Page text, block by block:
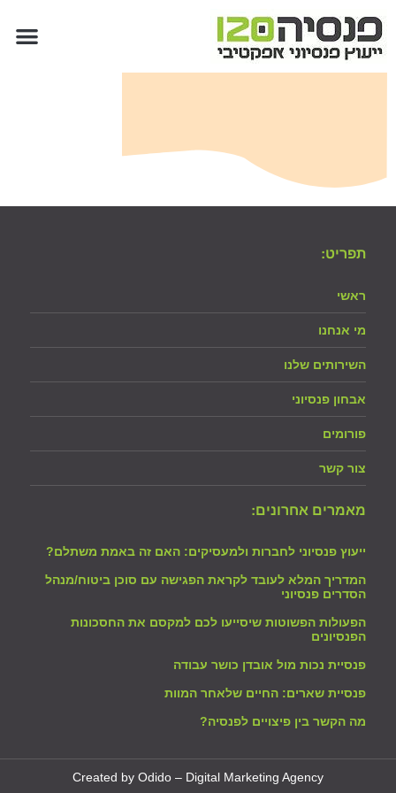
תפריט:
ראשי
מי אנחנו
השירותים שלנו
אבחון פנסיוני
פורומים
צור קשר
מאמרים אחרונים:
ייעוץ פנסיוני לחברות ולמעסיקים: האם זה באמת משתלם?
המדריך המלא לעובד לקראת הפגישה עם סוכן ביטוח/מנהל
הסדרים פנסיוני
הפעולות הפשוטות שיסייעו לכם למקסם את החסכונות
הפנסיונים
פנסיית נכות מול אובדן כושר עבודה
פנסיית שארים: החיים שלאחר המוות
מה הקשר בין פיצויים לפנסיה?
Created by Odido – Digital Marketing Agency